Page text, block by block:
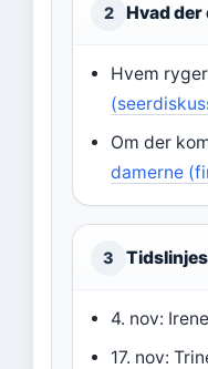
2 Hvad der
Hvem
Om der
damerne
3
4. nov:
17. nov: